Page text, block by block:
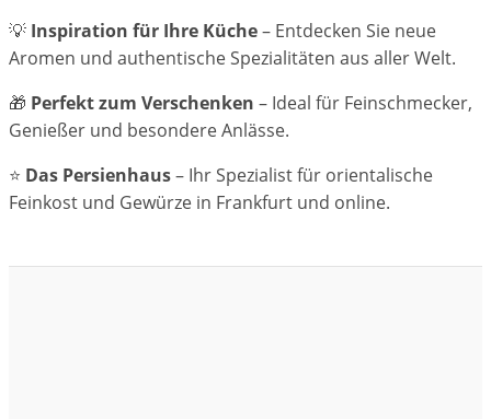
💡 Inspiration für Ihre Küche– Entdecken Sie neue
Aromen und authentische Spezialitäten aus aller Welt.
🎁 Perfekt zum Verschenken – Ideal für Feinschmecker,
Genießer und besondere Anlässe.
⭐ Das Persienhaus– Ihr Spezialist für orientalische
Feinkost und Gewürze in Frankfurt und online.